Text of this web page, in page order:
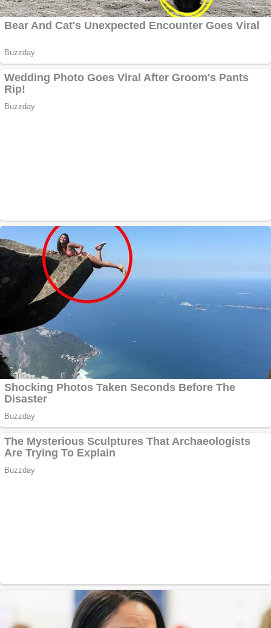
Anchetă incendiară
România
Răcitor de apă
CW5000 pentru
freze cu laser fără
metale
CW5000 pentru
freze cu laser fără
Creez aplicatie
ANDROID pentru
siteul tau